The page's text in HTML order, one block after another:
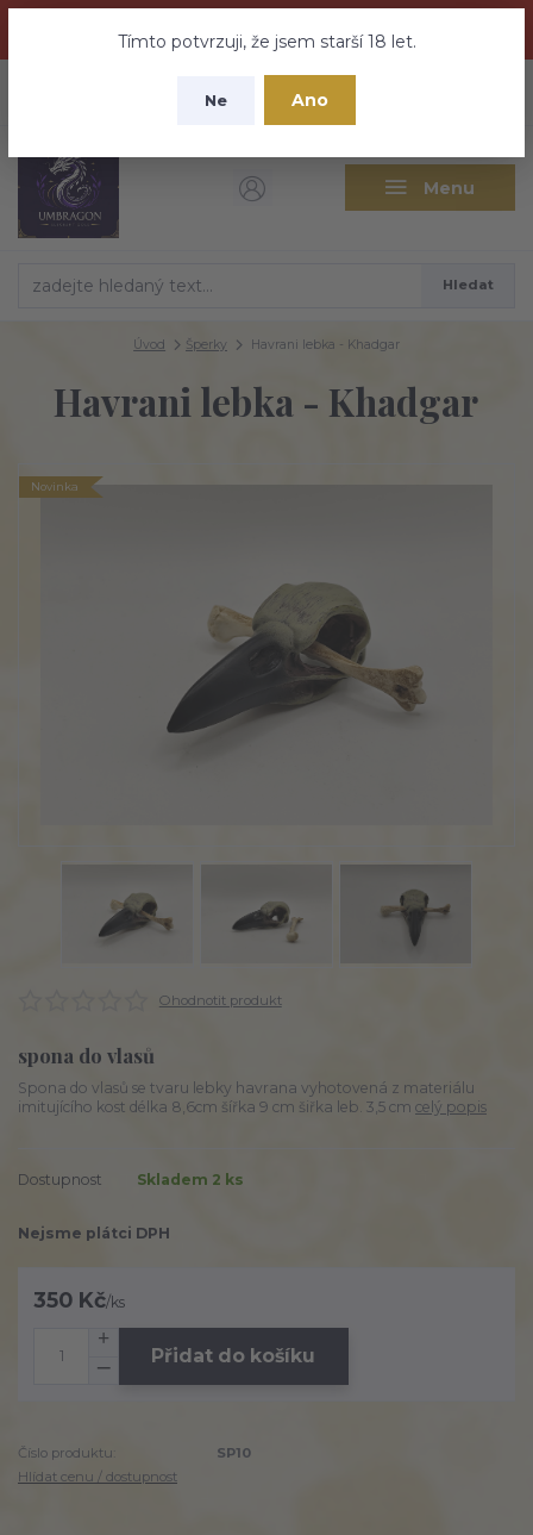
nebuďte vyděšeni zde najdete vše a ještě mnohem víc
Tímto potvrzuji, že jsem starší 18 let.
Ne Ano
Menu
CZK
Hledat
Úvod Šperky Havrani lebka - Khadgar
Havrani lebka - Khadgar
Novinka
Ohodnotit produkt
spona do vlasů
Spona do vlasů se tvaru lebky havrana vyhotovená z materiálu
imitujícího kost délka 8,6cm šířka 9 cm šiřka leb. 3,5 cm celý popis
Dostupnost Skladem 2 ks
Nejsme plátci DPH
350 Kč/ks
Přidat do košíku
Číslo produktu:
SP10
Hlídat cenu / dostupnost